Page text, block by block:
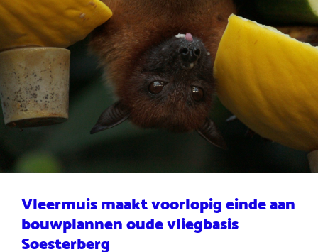
Vleermuis maakt voorlopig einde aan
bouwplannen oude vliegbasis
Soesterberg